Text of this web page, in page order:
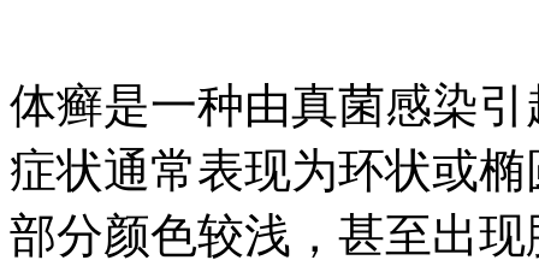
体癣是一种由真菌感染
症状通常表现为环状或
部分颜色较浅，甚至出